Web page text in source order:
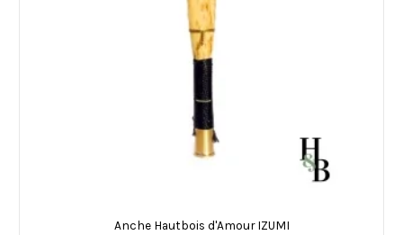
Anche Hautbois d'Amour IZUMI